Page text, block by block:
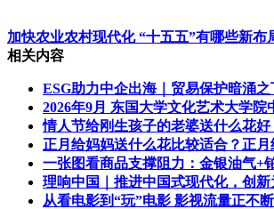
加快农业农村现代化 “十五五”有哪些新布
相关内容
ESG助力中企出海｜贸易保护暗涌
2026年9月 东国大学文化艺术大学院
情人节给刚生孩子的老婆送什么花
正月给妈妈送什么花比较适合？正
一张图看商品支撑阻力：金银油气+
理响中国｜推进中国式现代化，创新
从看电影到“玩”电影 影视流量正不